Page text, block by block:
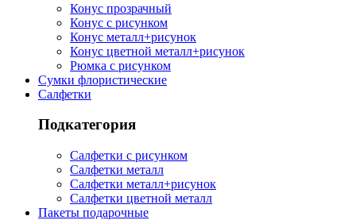
Конус прозрачный
Конус с рисунком
Конус металл+рисунок
Конус цветной металл+рисунок
Рюмка с рисунком
Сумки флористические
Салфетки
Подкатегория
Салфетки с рисунком
Салфетки металл
Салфетки металл+рисунок
Салфетки цветной металл
Пакеты подарочные